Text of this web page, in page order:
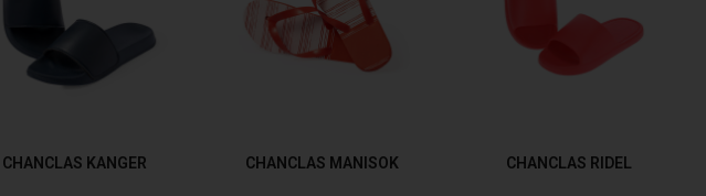
CHANCLAS KANGER CHANCLAS MANISOK CHANCLAS RIDEL